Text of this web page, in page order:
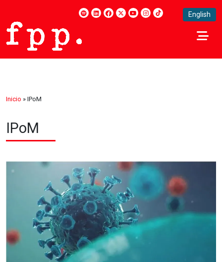
English
Inicio » IPoM
IPoM